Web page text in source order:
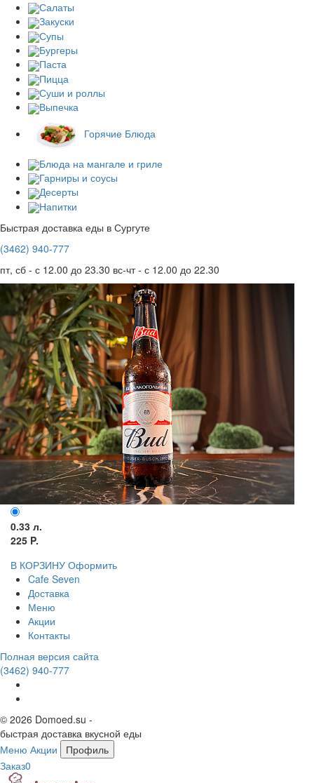
Салаты
Закуски
Супы
Бургеры
Паста
Пицца
Суши и роллы
Выпечка
Горячие Блюда
Блюда на мангале и гриле
Гарниры и соусы
Десерты
Напитки
Быстрая доставка еды в Сургуте
(3462) 940-777
пт, сб - с 12.00 до 23.30 вс-чт - с 12.00 до 22.30
0.33 л.
225 P.
В КОРЗИНУ Оформить
Cafe Seven
Доставка
Меню
Акции
Контакты
Полная версия сайта
(3462) 940-777
© 2026 Domoed.su -
быстрая доставка вкусной еды
Меню Акции
Профиль
Заказ0